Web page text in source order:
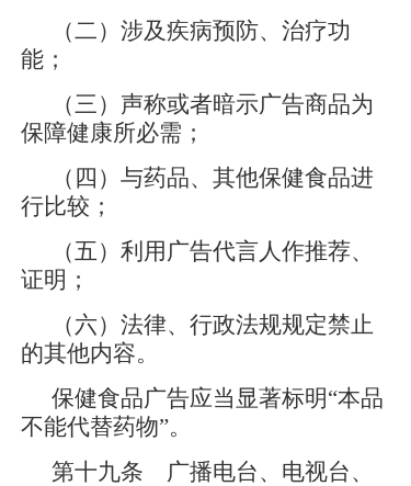
（二）涉及疾病预防、治疗功
能；
（三）声称或者暗示广告商品为
保障健康所必需；
（四）与药品、其他保健食品进
行比较；
（五）利用广告代言人作推荐、
证明；
（六）法律、行政法规规定禁止
的其他内容。
保健食品广告应当显著标明“本品
不能代替药物”。
第十九条 广播电台、电视台、